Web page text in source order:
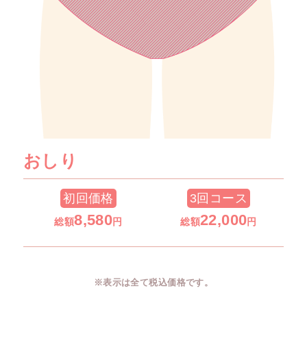
おしり
初回価格
総額8,580円
3回コース
総額22,000円
※表示は全て税込価格です。